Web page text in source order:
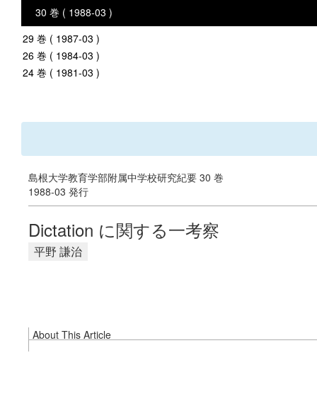
30 巻 ( 1988-03 )
29 巻 ( 1987-03 )
26 巻 ( 1984-03 )
24 巻 ( 1981-03 )
島根大学教育学部附属中学校研究紀要 30 巻
1988-03 発行
Dictation に関する一考察
平野 謙治
About This Article